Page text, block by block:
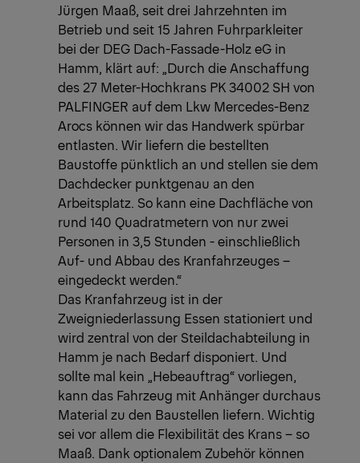
Jürgen Maaß, seit drei Jahrzehnten im
Betrieb und seit 15 Jahren Fuhrparkleiter
bei der DEG Dach-Fassade-Holz eG in
Hamm, klärt auf: „Durch die Anschaffung
des 27 Meter-Hochkrans PK 34002 SH von
PALFINGER auf dem Lkw Mercedes-Benz
Arocs können wir das Handwerk spürbar
entlasten. Wir liefern die bestellten
Baustoffe pünktlich an und stellen sie dem
Dachdecker punktgenau an den
Arbeitsplatz. So kann eine Dachfläche von
rund 140 Quadratmetern von nur zwei
Personen in 3,5 Stunden - einschließlich
Auf- und Abbau des Kranfahrzeuges –
eingedeckt werden.“
Das Kranfahrzeug ist in der
Zweigniederlassung Essen stationiert und
wird zentral von der Steildachabteilung in
Hamm je nach Bedarf disponiert. Und
sollte mal kein „Hebeauftrag“ vorliegen,
kann das Fahrzeug mit Anhänger durchaus
Material zu den Baustellen liefern. Wichtig
sei vor allem die Flexibilität des Krans – so
Maaß. Dank optionalem Zubehör können